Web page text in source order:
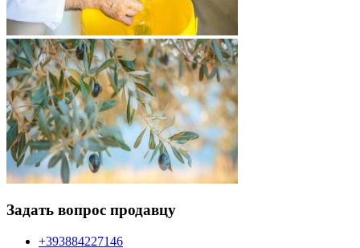
Задать вопрос продавцу
+393884227146